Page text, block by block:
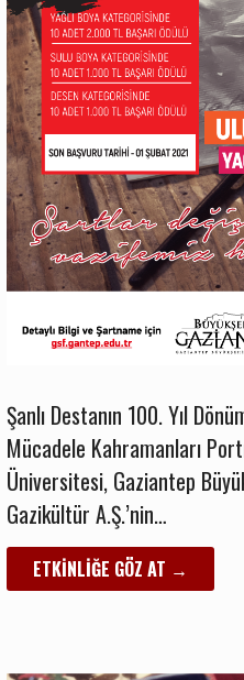
Şanlı Destanın 100. Yıl
Mücadele Kahramanları
Üniversitesi, Gaziantep
Gazikültür A.Ş.’nin…
ETKINLIĞE GÖZ AT →